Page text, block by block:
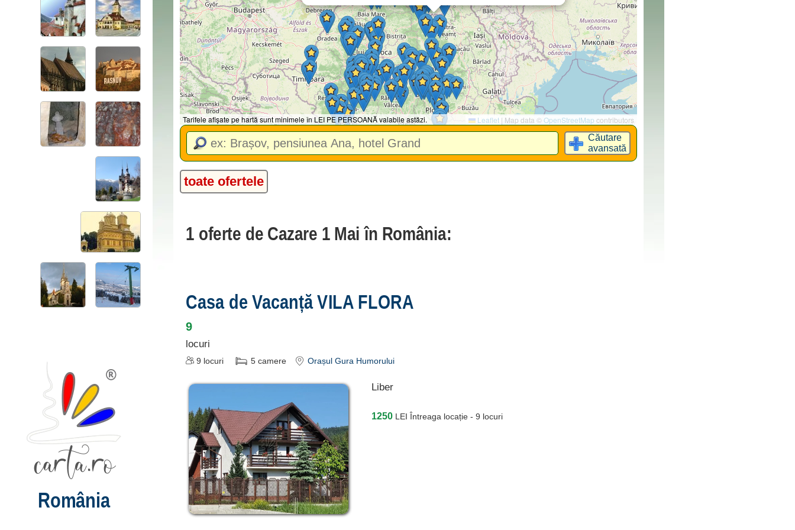
Tarifele afișate pe hartă sunt minimele în LEI PE PERSOANĂ valabile astăzi. Leaflet | Map data ©OpenStreetMap contributors
Căutare
avansată
toate ofertele
1 oferte de Cazare 1 Mai în România:
Casa de Vacanță VILA FLORA
9
locuri
9 locuri 5 camere Orașul Gura Humorului
Liber
1250 LEI Întreaga locație - 9 locuri
România